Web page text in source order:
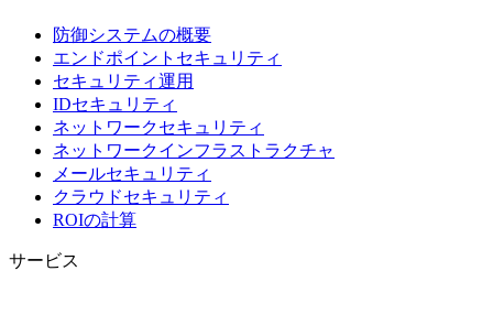
防御システムの概要
エンドポイントセキュリティ
セキュリティ運用
IDセキュリティ
ネットワークセキュリティ
ネットワークインフラストラクチャ
メールセキュリティ
クラウドセキュリティ
ROIの計算
サービス